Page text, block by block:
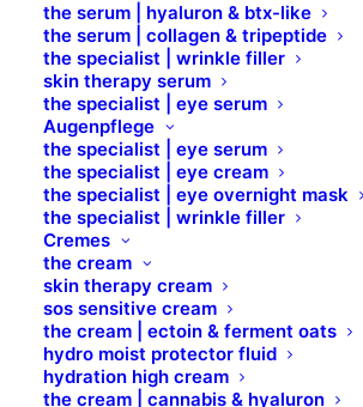
the serum | hyaluron & btx-like
the serum | collagen & tripeptide
the specialist | wrinkle filler
skin therapy serum
the specialist | eye serum
Augenpflege
the specialist | eye serum
the specialist | eye cream
the specialist | eye overnight mask
the specialist | wrinkle filler
Cremes
the cream
skin therapy cream
sos sensitive cream
the cream | ectoin & ferment oats
hydro moist protector fluid
hydration high cream
the cream | cannabis & hyaluron
COMBINAL Farben für Augenbrauen
von Dr. Temt Laboratories – einer der
Wimpernfarben-Hersteller – MADE IN
Die COMBINAL Augenbrauen- und